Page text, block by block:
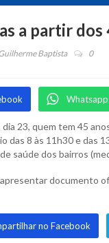
a partir dos
Baptista 0
Whatsapp
23, quem tem 45
das 8 às 11h30 e das
saúde dos bairros
documento
no Facebook